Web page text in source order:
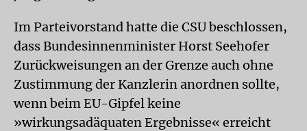
Im Parteivorstand hatte die CSU beschlossen,
dass Bundesinnenminister Horst Seehofer
Zurückweisungen an der Grenze auch ohne
Zustimmung der Kanzlerin anordnen sollte,
wenn beim EU-Gipfel keine
»wirkungsadäquaten Ergebnisse« erreicht